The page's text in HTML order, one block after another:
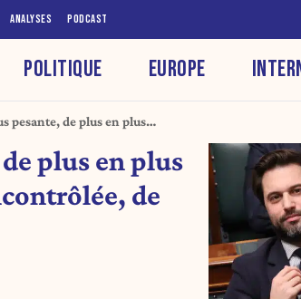
ANALYSES PODCAST
POLITIQUE EUROPE
pesante, de plus en plus
plus en plus
de